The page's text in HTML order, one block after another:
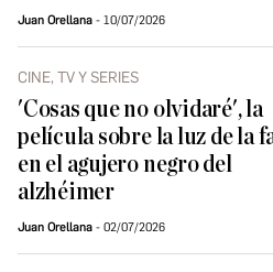
Juan Orellana 10/07/2026
CINE, TV Y SERIES
'Cosas que no olvidaré', la
película sobre la luz de la
en el agujero negro del
alzhéimer
Juan Orellana 02/07/2026